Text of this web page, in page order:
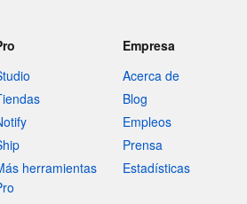
herramientas
Empresa
Acerca de
Blog
Empleos
Prensa
Estadísticas